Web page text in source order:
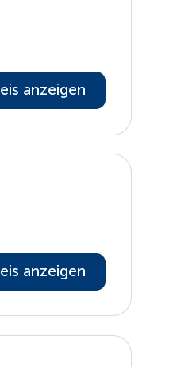
anzeigen
anzeigen